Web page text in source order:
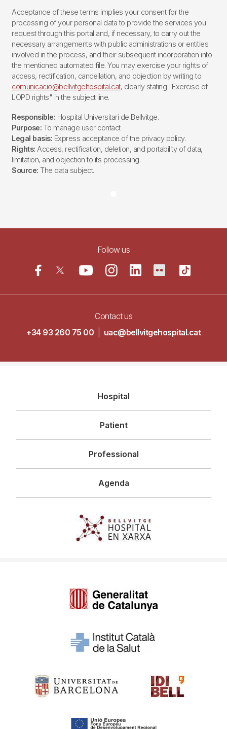
Acceptance of these terms implies your consent for the
processing of your personal data to provide the services you
request through this portal and, if necessary, to carry out the
necessary arrangements with public administrations or entities
involved in the process, and their subsequent incorporation into
the mentioned automated file. You may exercise your rights of
access, rectification, cancellation, and objection by writing to
comunicacio@bellvitgehospital.cat, clearly stating "Exercise of
LOPD rights" in the subject line.
Responsible: Hospital Universitari de Bellvitge.
Purpose: To manage user contact
Legal basis: Express acceptance of the privacy policy.
Rights: Access, rectification, deletion, and portability of data,
limitation, and objection to its processing.
Source: The data subject.
Follow us
Contact us
+34 93 260 75 00
uac@bellvitgehospital.cat
principal
Hospital
Patient
Professional
Agenda